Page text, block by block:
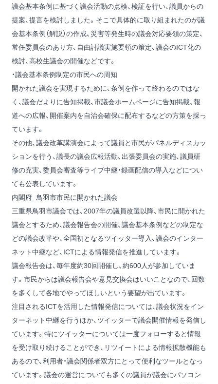
議会基本条例に基づく議会活動の点検、検証を行い、議員からの
提案、提言を検討しました。そこで具体的に取り組まれたのが議
会基本条例（解説）の作成、災害等発生時の議会対応要領の策定、
常任委員会のあり方、自由討議実施要領の策定、議会のICT化の
検討、高校生議会の開催などです。
・議会基本条例制定の市民への周知
開かれた議会を実現するために、条例を作って終わるのではな
く、議会だよりに告知掲載、市議会ホームページに告知掲載、報
道への広報、開催案内を自治会確保に配布するなどの方策を採っ
ています。
その他、議会改革講演会によって議員と市民がパネルディスカッ
ションを行う、議長の議会広報活動、出張委員会の実施、議員研
修の充実、委員会審査等ライブ中継・録画配信の導入などについ
ても公表しています。
内閣府_鳥羽市市民に開かれた議会
三重県鳥羽市議会では、2007年の議員改選以降、市民に開かれた
議会とするため、議会報告会の開催、議会基本条例などの制定な
どの議会改革や、全国初となるツイッター導入、議会のインター
ネット中継など、ICTによる情報発信を推進しています。
議会報告会は、毎年度約30回開催し、約600人が参加していま
す。市民からは議会報告会や意見交換会はいいことなので、回数
を多くして各地でやってほしいという要望が出ています。
注目されるICTを活用した情報発信については、議会状況をイン
ターネット中継を行うほか、ツイッターで議会開催情報を発信し
ています。特にツイッターについては一度フォローすると情報
を受け取り続けることができ、リツイートによる情報拡散機能も
あるので、利用者・議会関係者双方にとって便利なツールとなっ
ています。議会の運営についても多くの議員が議会にパソコン